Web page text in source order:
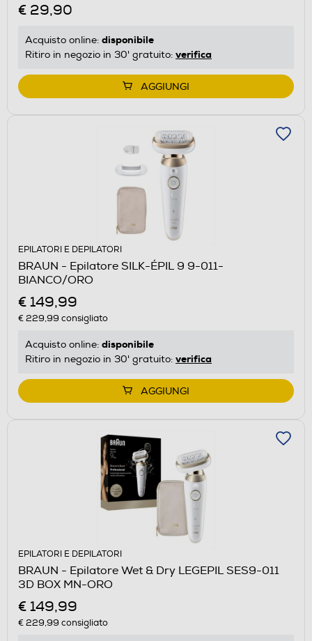
€ 29,90
Acquisto online: disponibile
Ritiro in negozio in 30' gratuito: verifica
AGGIUNGI
EPILATORI E DEPILATORI
BRAUN - Epilatore SILK-ÉPIL 9 9-011-
BIANCO/ORO
€ 149,99
€ 229,99 consigliato
Acquisto online: disponibile
Ritiro in negozio in 30' gratuito: verifica
AGGIUNGI
EPILATORI E DEPILATORI
BRAUN - Epilatore Wet & Dry LEGEPIL SES9-011
3D BOX MN-ORO
€ 149,99
€ 229,99 consigliato